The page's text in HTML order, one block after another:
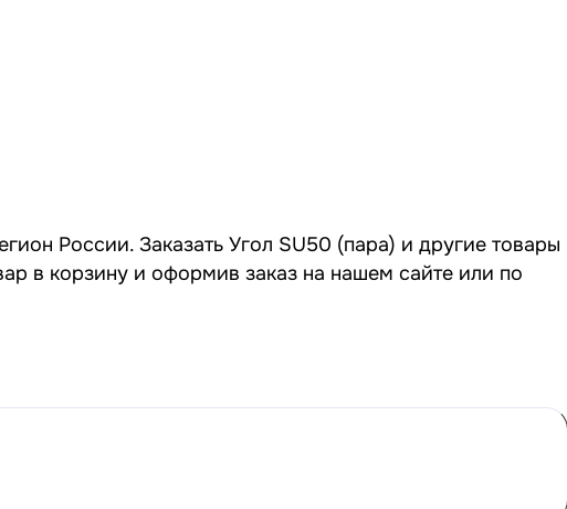
России. Заказать Угол SU50 (пара) и другие товары
в корзину и оформив заказ на нашем сайте или по